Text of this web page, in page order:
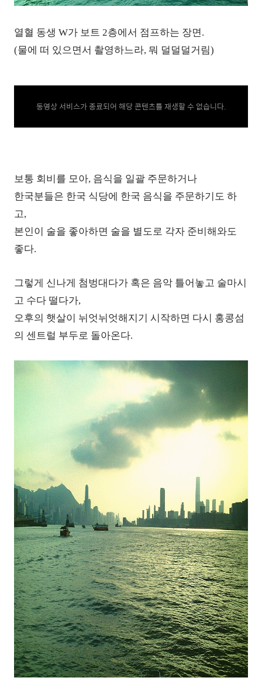
열혈 동생 W가 보트 2층에서 점프하는 장면.
(물에 떠 있으면서 촬영하느라, 뭐 덜덜덜거림)
동영상 서비스가 종료되어 해당 콘텐츠를 재생할 수 없습니다.
보통 회비를 모아, 음식을 일괄 주문하거나
한국분들은 한국 식당에 한국 음식을 주문하기도 하
고,
본인이 술을 좋아하면 술을 별도로 각자 준비해와도
좋다.
그렇게 신나게 첨벙대다가 혹은 음악 틀어놓고 술마시
고 수다 떨다가,
오후의 햇살이 뉘엇뉘엇해지기 시작하면 다시 홍콩섬
의 센트럴 부두로 돌아온다.